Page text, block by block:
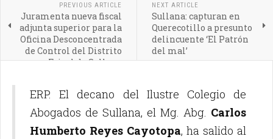
PREVIOUS ARTICLE
Juramenta nueva fiscal
adjunta superior para la
Oficina Desconcentrada
de Control del Distrito
Fsical de Sullana
NEXT ARTICLE
Sullana: capturan en
Querecotillo a presunto
delincuente ‘El Patrón
del mal’
ERP. El decano del Ilustre Colegio de
Abogados de Sullana, el Mg. Abg. Carlos
Humberto Reyes Cayotopa, ha salido al